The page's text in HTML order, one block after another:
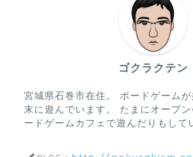
ゴクラクテン
宮城県石巻市在住。 ボードゲーム
末に遊んでいます。 たまにオープ
ードゲームカフェで遊んだりもして